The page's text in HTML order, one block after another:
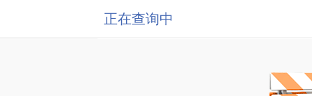
正在查询中